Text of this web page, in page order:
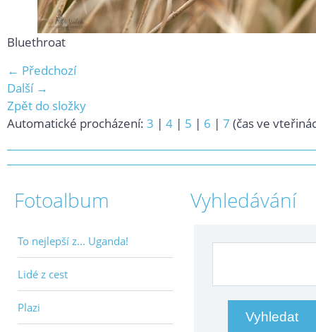
Bluethroat
← Předchozí
Další →
Zpět do složky
Automatické procházení: 3 | 4 | 5 | 6 | 7 (čas ve
Fotoalbum
To nejlepší z... Uganda!
Lidé z cest
Plazi
Vyhledávání